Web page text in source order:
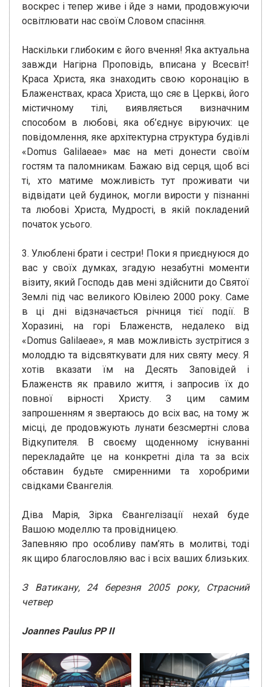
воскрес і тепер живе і йде з нами, продовжуючи
освітлювати нас своїм Словом спасіння.
Наскільки глибоким є його вчення! Яка актуальна
завжди Нагірна Проповідь, вписана у Всесвіт!
Краса Христа, яка знаходить свою коронацію в
Блаженствах, краса Христа, що сяє в Церкві, його
містичному тілі, виявляється визначним
способом в любові, яка об’єднує віруючих: це
повідомлення, яке архітектурна структура будівлі
«Domus Galilaeae» має на меті донести своїм
гостям та паломникам. Бажаю від серця, щоб всі
ті, хто матиме можливість тут проживати чи
відвідати цей будинок, могли вирости у пізнанні
та любові Христа, Мудрості, в якій покладений
початок усього.
3. Улюблені брати і сестри! Поки я приєднуюся до
вас у своїх думках, згадую незабутні моменти
візиту, який Господь дав мені здійснити до Святої
Землі під час великого Ювілею 2000 року. Саме
в ці дні відзначається річниця тієї події. В
Хоразині, на горі Блаженств, недалеко від
«Domus Galilaeae», я мав можливість зустрітися з
молоддю та відсвяткувати для них святу месу. Я
хотів вказати їм на Десять Заповідей і
Блаженств як правило життя, і запросив їх до
повної вірності Христу. З цим самим
запрошенням я звертаюсь до всіх вас, на тому ж
місці, де продовжують лунати безсмертні слова
Відкупителя. В своєму щоденному існуванні
перекладайте це на конкретні діла та за всіх
обставин будьте смиренними та хоробрими
свідками Євангелія.
Діва Марія, Зірка Євангелізації нехай буде
Вашою моделлю та провідницею.
Запевняю про особливу пам’ять в молитві, тоді
як щиро благословляю вас і всіх ваших близьких.
З Ватикану, 24 березня 2005 року, Страсний
четвер
Joannes Paulus PP II